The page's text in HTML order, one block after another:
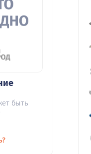
быть